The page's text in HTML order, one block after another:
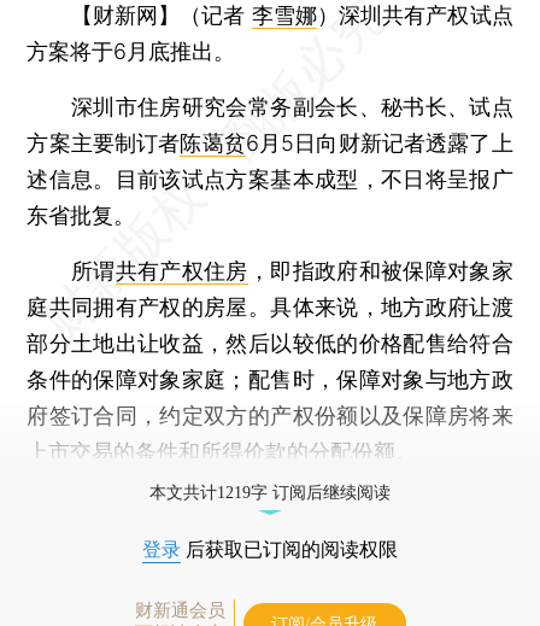
【财新网】（记者 李雪娜） 深圳共有产权试点
方案将于6月底推出。
深圳市住房研究会常务副会长、秘书长、试点
方案主要制订者陈蔼贫6月5日向财新记者透露了上
述信息。目前该试点方案基本成型，不日将呈报广
东省批复。
所谓共有产权住房 ，即指政府和被保障对象家
庭共同拥有产权的房屋。具体来说，地方政府让渡
部分土地出让收益，然后以较低的价格配售给符合
条件的保障对象家庭；配售时，保障对象与地方政
府签订合同，约定双方的产权份额以及保障房将来
上市交易的条件和所得价款的分配份额。
本文共计1219字 订阅后继续阅读
登录 后获取已订阅的阅读权限
财新通会员